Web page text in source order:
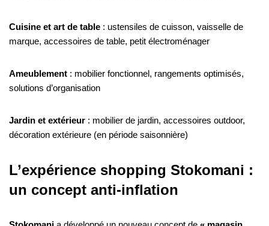
Cuisine et art de table : ustensiles de cuisson, vaisselle de
marque, accessoires de table, petit électroménager
Ameublement : mobilier fonctionnel, rangements optimisés,
solutions d’organisation
Jardin et extérieur : mobilier de jardin, accessoires outdoor,
décoration extérieure (en période saisonnière)
L’expérience shopping Stokomani :
un concept anti-inflation